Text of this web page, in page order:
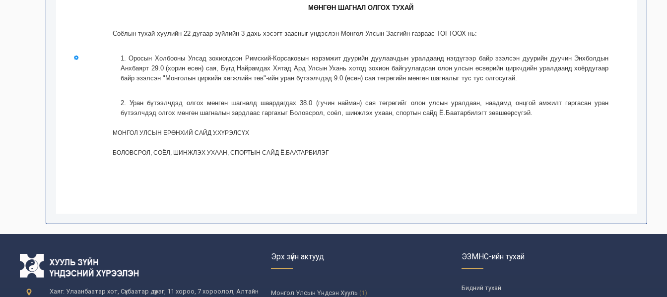
МӨНГӨН ШАГНАЛ ОЛГОХ ТУХАЙ
Соёлын тухай хуулийн 22 дугаар зүйлийн 3 дахь хэсэгт заасныг үндэслэн Монгол Улсын Засгийн газраас ТОГТООХ нь:
1. Оросын Холбооны Улсад зохиогдсон Римский-Корсаковын нэрэмжит дуурийн дуулаачдын уралдаанд нэгдүгээр байр эзэлсэн дуурийн дуучин Энхболдын
Анхбаярт 29.0 (хорин есөн) сая, Бүгд Найрамдах Хятад Ард Улсын Ухань хотод зохион байгуулагдсан олон улсын өсвөрийн циркчдийн уралдаанд хоёрдугаар
байр эзэлсэн "Монголын циркийн хөгжлийн төв"-ийн уран бүтээлчдэд 9.0 (есөн) сая төгрөгийн мөнгөн шагналыг тус тус олгосугай.
2. Уран бүтээлчдэд олгох мөнгөн шагналд шаардагдах 38.0 (гучин найман) сая төгрөгийг олон улсын уралдаан, наадамд онцгой амжилт гаргасан уран
бүтээлчдэд олгох мөнгөн шагналын зардлаас гаргахыг Боловсрол, соёл, шинжлэх ухаан, спортын сайд Ё.Баатарбилэгт зөвшөөрсүгэй.
МОНГОЛ УЛСЫН ЕРӨНХИЙ САЙД У.ХҮРЭЛСҮХ
БОЛОВСРОЛ, СОЁЛ, ШИНЖЛЭХ УХААН, СПОРТЫН САЙД Ё.БААТАРБИЛЭГ
Хаяг: Улаанбаатар хот, Сүхбаатар дүүрэг, 11 хороо, 7 хороолол, Алтайн
Эрх зүйн актууд
Монгол Улсын Үндсэн Хууль (1)
ЭЗМНС-ийн тухай
Бидний тухай